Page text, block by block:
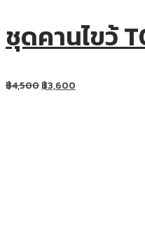
ชุดคานไขว้
฿4,500฿3,600